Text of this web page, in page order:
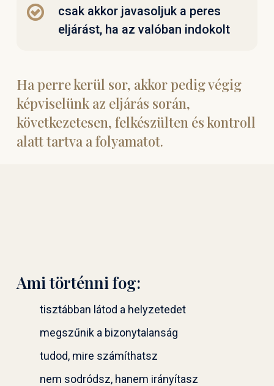
csak akkor javasoljuk a peres
eljárást, ha az valóban indokolt
Ha perre kerül sor, akkor pedig végig
képviselünk az eljárás során,
következetesen, felkészülten és kontroll
alatt tartva a folyamatot.
Ami történni fog:
tisztábban látod a helyzetedet
megszűnik a bizonytalanság
tudod, mire számíthatsz
nem sodródsz, hanem irányítasz